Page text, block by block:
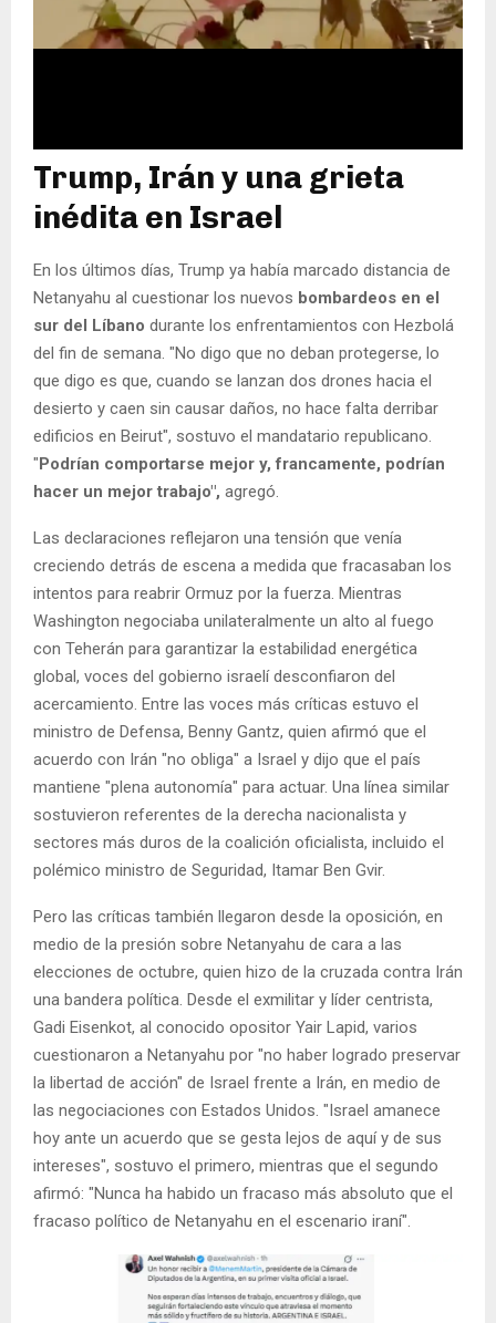
Trump, Irán y una grieta
inédita en Israel
En los últimos días, Trump ya había marcado distancia de
Netanyahu al cuestionar los nuevos bombardeos en el
sur del Líbano durante los enfrentamientos con Hezbolá
del fin de semana. "No digo que no deban protegerse, lo
que digo es que, cuando se lanzan dos drones hacia el
desierto y caen sin causar daños, no hace falta derribar
edificios en Beirut", sostuvo el mandatario republicano.
"Podrían comportarse mejor y, francamente, podrían
hacer un mejor trabajo", agregó.
Las declaraciones reflejaron una tensión que venía
creciendo detrás de escena a medida que fracasaban los
intentos para reabrir Ormuz por la fuerza. Mientras
Washington negociaba unilateralmente un alto al fuego
con Teherán para garantizar la estabilidad energética
global, voces del gobierno israelí desconfiaron del
acercamiento. Entre las voces más críticas estuvo el
ministro de Defensa, Benny Gantz, quien afirmó que el
acuerdo con Irán "no obliga" a Israel y dijo que el país
mantiene "plena autonomía" para actuar. Una línea similar
sostuvieron referentes de la derecha nacionalista y
sectores más duros de la coalición oficialista, incluido el
polémico ministro de Seguridad, Itamar Ben Gvir.
Pero las críticas también llegaron desde la oposición, en
medio de la presión sobre Netanyahu de cara a las
elecciones de octubre, quien hizo de la cruzada contra Irán
una bandera política. Desde el exmilitar y líder centrista,
Gadi Eisenkot, al conocido opositor Yair Lapid, varios
cuestionaron a Netanyahu por "no haber logrado preservar
la libertad de acción" de Israel frente a Irán, en medio de
las negociaciones con Estados Unidos. "Israel amanece
hoy ante un acuerdo que se gesta lejos de aquí y de sus
intereses", sostuvo el primero, mientras que el segundo
afirmó: "Nunca ha habido un fracaso más absoluto que el
fracaso político de Netanyahu en el escenario iraní".